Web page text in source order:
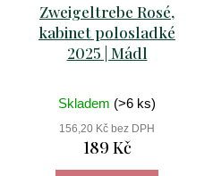
Zweigeltrebe Rosé,
kabinet polosladké
2025 | Mádl
Skladem (>6 ks)
156,20 Kč bez DPH
189 Kč